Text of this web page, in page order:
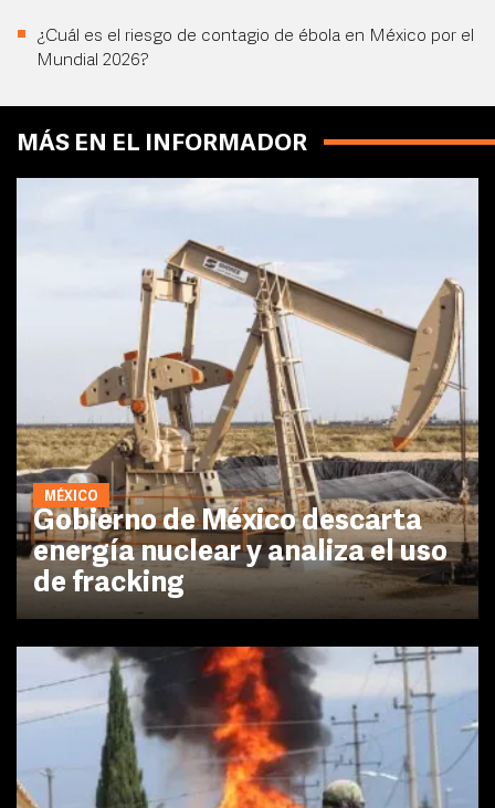
¿Cuál es el riesgo de contagio de ébola en México por el
Mundial 2026?
MÁS EN EL INFORMADOR
MÉXICO
Gobierno de México descarta
energía nuclear y analiza el uso
de fracking